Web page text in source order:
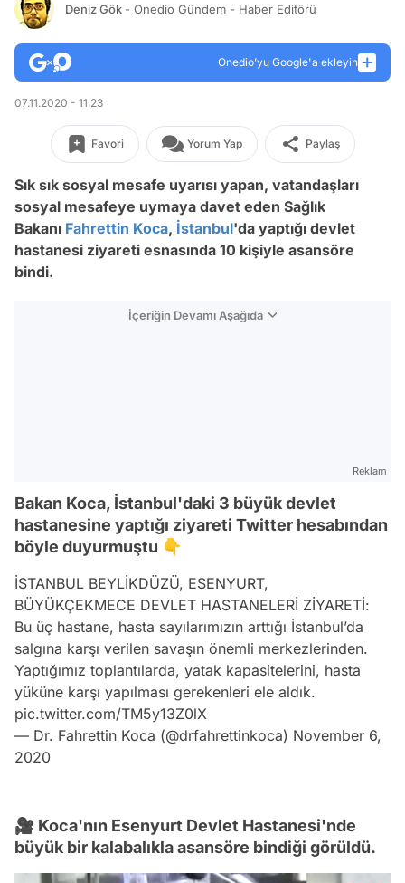
Deniz Gök - Onedio Gündem - Haber Editörü
Onedio’yu Google'a ekleyin
07.11.2020 - 11:23
Favori Yorum Yap Paylaş
Sık sık sosyal mesafe uyarısı yapan, vatandaşları
sosyal mesafeye uymaya davet eden Sağlık
Bakanı Fahrettin Koca, İstanbul'da yaptığı devlet
hastanesi ziyareti esnasında 10 kişiyle asansöre
bindi.
İçeriğin Devamı Aşağıda
Reklam
Bakan Koca, İstanbul'daki 3 büyük devlet
hastanesine yaptığı ziyareti Twitter hesabından
böyle duyurmuştu 👇
İSTANBUL BEYLİKDÜZÜ, ESENYURT,
BÜYÜKÇEKMECE DEVLET HASTANELERİ ZİYARETİ:
Bu üç hastane, hasta sayılarımızın arttığı İstanbul’da
salgına karşı verilen savaşın önemli merkezlerinden.
Yaptığımız toplantılarda, yatak kapasitelerini, hasta
yüküne karşı yapılması gerekenleri ele aldık.
pic.twitter.com/TM5y13Z0lX
— Dr. Fahrettin Koca (@drfahrettinkoca) November 6,
2020
🎥 Koca'nın Esenyurt Devlet Hastanesi'nde
büyük bir kalabalıkla asansöre bindiği görüldü.